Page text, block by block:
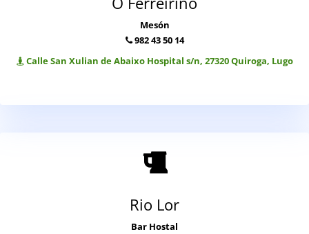
Mesón
982 43 50 14
Calle San Xulian de Abaixo Hospital s/n, 27320 Quiroga, Lugo
Rio Lor
Bar Hostal